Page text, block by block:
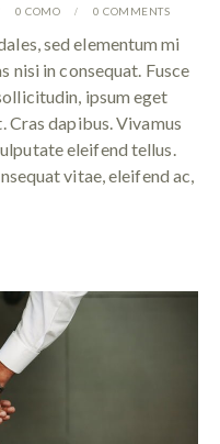
0 COMO 0 COMMENTS
sed elementum mi
nisi in consequat. Fusce
ipsum eget
dapibus. Vivamus
eleifend tellus.
vitae, eleifend ac,